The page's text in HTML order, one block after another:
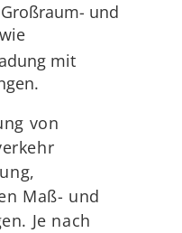
und
mit
von
Maß- und
Je nach